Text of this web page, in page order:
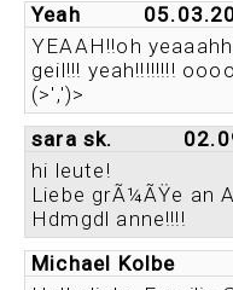
Yeah
YEAAH!!oh
geil!!! yeah!!!!!!!!
(>',')>
sara sk.
hi leute!
Liebe grÃ¼ÃŸe an
Hdmgdl anne!!!!
Michael Kolbe